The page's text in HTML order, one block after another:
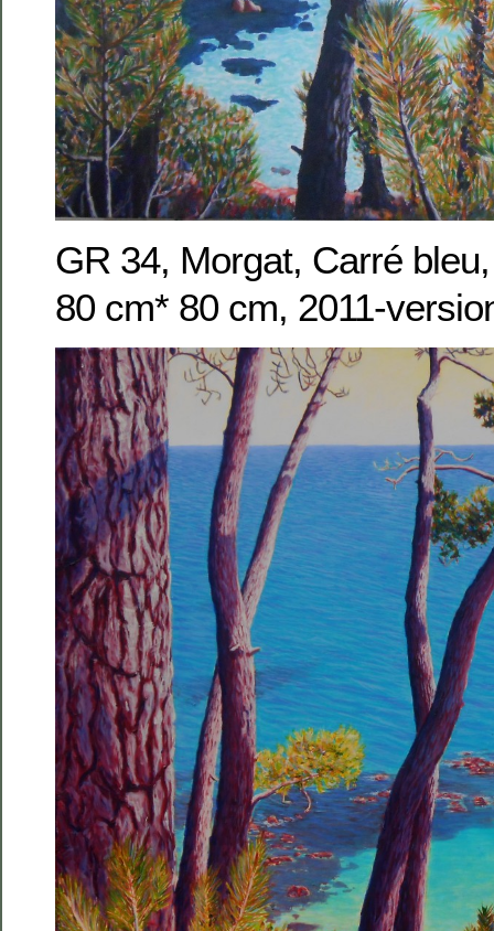
GR 34, Morgat, Carré
80 cm* 80 cm, 2011-